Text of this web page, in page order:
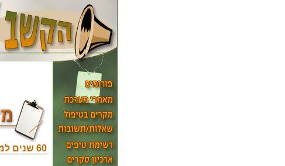
60 שנים למדינה – משפחת השכול התרחבה גם השנה !